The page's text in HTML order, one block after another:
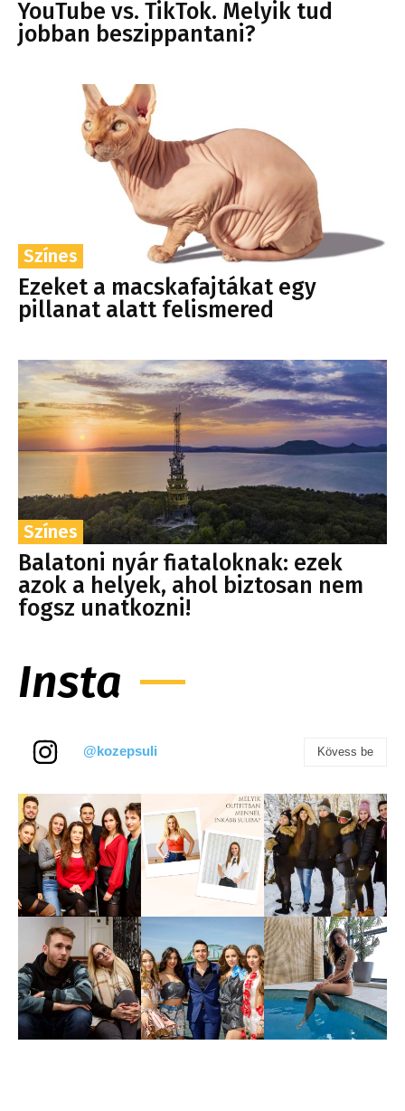
YouTube vs. TikTok. Melyik tud
jobban beszippantani?
Színes
Ezeket a macskafajtákat egy
pillanat alatt felismered
Színes
Balatoni nyár fiataloknak: ezek
azok a helyek, ahol biztosan nem
fogsz unatkozni!
Insta
@kozepsuli Kövess be